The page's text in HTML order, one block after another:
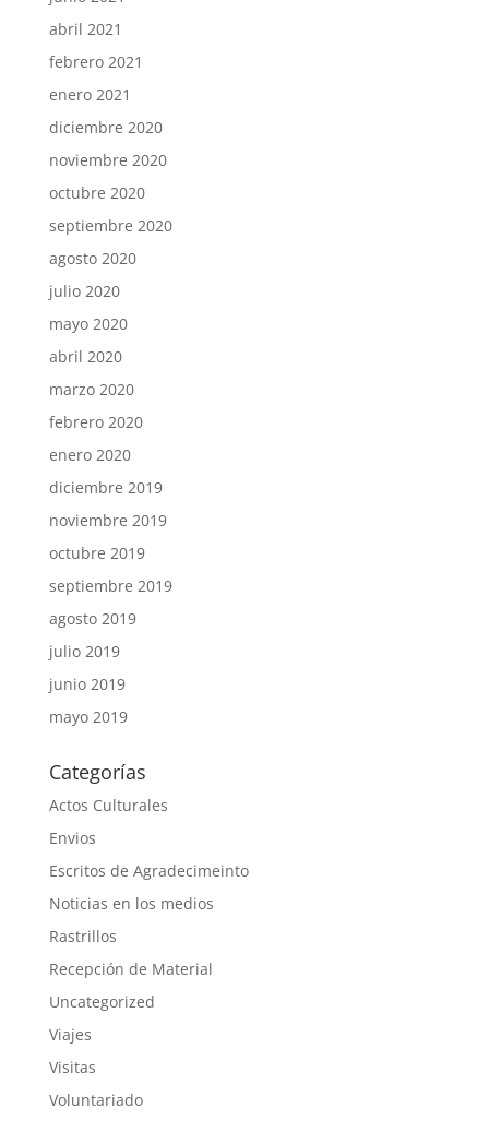
abril 2021
febrero 2021
enero 2021
diciembre 2020
noviembre 2020
octubre 2020
septiembre 2020
agosto 2020
julio 2020
mayo 2020
abril 2020
marzo 2020
febrero 2020
enero 2020
diciembre 2019
noviembre 2019
octubre 2019
septiembre 2019
agosto 2019
julio 2019
junio 2019
mayo 2019
Categorías
Actos Culturales
Envios
Escritos de Agradecimeinto
Noticias en los medios
Rastrillos
Recepción de Material
Uncategorized
Viajes
Visitas
Voluntariado